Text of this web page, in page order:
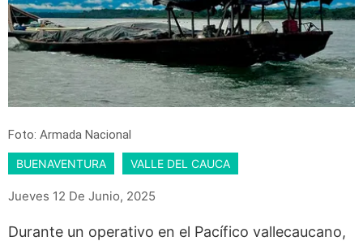
Foto: Armada Nacional
BUENAVENTURA VALLE DEL CAUCA
Jueves 12 De Junio, 2025
Durante un operativo en el Pacífico vallecaucano,